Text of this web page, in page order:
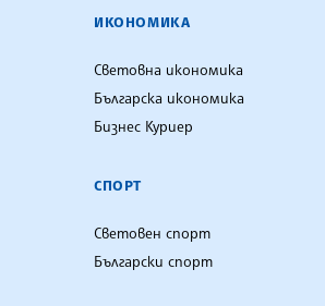
ИКОНОМИКА
Световна икономика
Българска икономика
Бизнес Куриер
СПОРТ
Световен спорт
Български спорт